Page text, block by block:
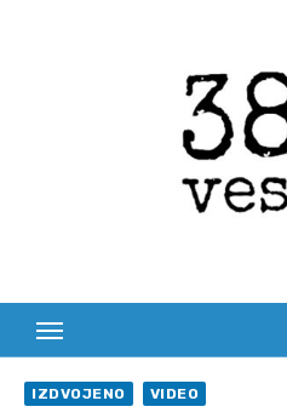
IZDVOJENO VIDEO